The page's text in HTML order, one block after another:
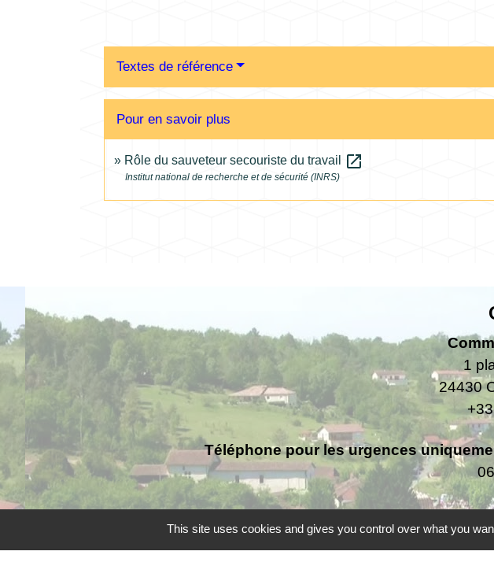
Textes de référence
Pour en savoir plus
Rôle du sauveteur secouriste du travail open_in_new
Institut national de recherche et de sécurité (INRS)
1
24430
Téléphone pour les urgences
This site uses cookies and gives you control over what you